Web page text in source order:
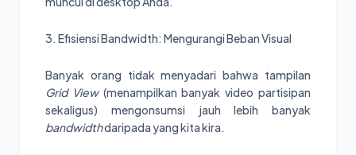
3. Efisiensi Bandwidth: Mengurangi Beban Visual
Banyak orang tidak menyadari bahwa tampilan
Grid View(menampilkan banyak video partisipan
sekaligus) mengonsumsi jauh lebih banyak
bandwidthdaripada yang kita kira.